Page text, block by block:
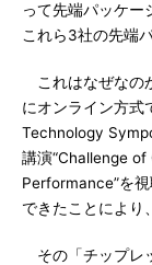
って先端パッケー
これら3社の先端
これはなぜなの
にオンライン方式
Technology
講演“Challenge
Performance”を
できたことにより
その「チップレ